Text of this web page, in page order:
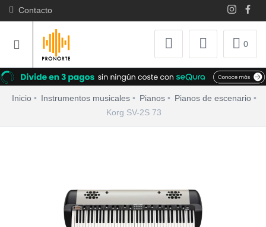
Contacto
0
Inicio Instrumentos musicales Pianos
Pianos de escenario
Korg SV-2S 73